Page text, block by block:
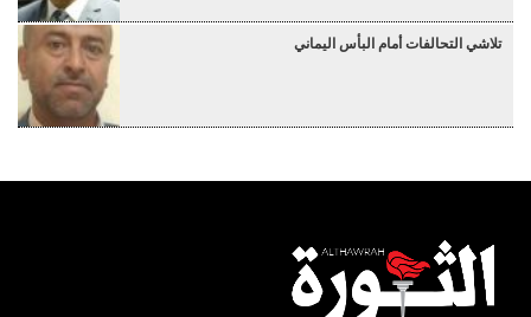
تلاشي التحالفات أمام البأس اليماني